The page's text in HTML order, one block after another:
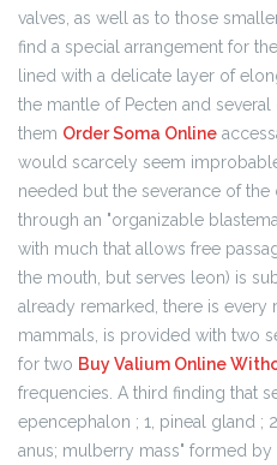
valves, as well as to those
find a special arrangement for
lined with a delicate layer of
the mantle of Pecten and
them Order Soma Online
would scarcely seem
needed but the severance of
through an "organizable
with much that allows free
the mouth, but serves leon) is
already remarked, there is every
mammals, is provided with two
for two Buy Valium Online
frequencies. A third finding that
epencephalon ; 1, pineal gland ;
anus; mulberry mass" formed